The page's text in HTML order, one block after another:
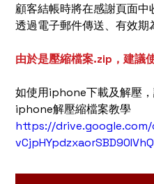
顧客結帳時將在感謝頁面
透過電子郵件傳送、有效期
由於是壓縮檔案.zip，建議
如使用iphone下載及解壓，
iphone解壓縮檔案教學
https://